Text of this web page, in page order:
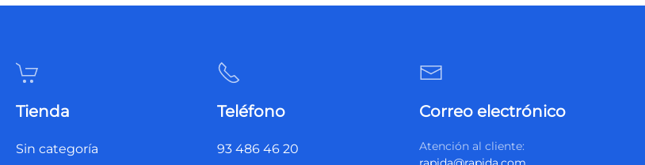
Tienda
Sin categoría
Teléfono
93 486 46 20
Correo electrónico
Atención al cliente: